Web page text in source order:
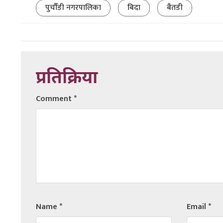
पुर्चौंडी नगरपालिका
बिदा बैतडी
प्रतिक्रिया
Comment*
Name* Email*